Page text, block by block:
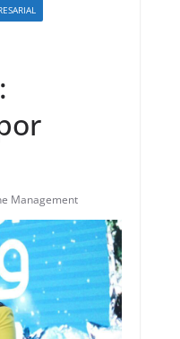
Management